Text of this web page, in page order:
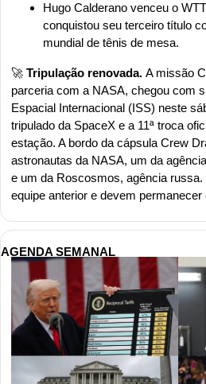
Hugo Calderano venceu o
conquistou seu terceiro título
mundial de tênis de mesa.
🚀 Tripulação renovada. A missão
parceria com a NASA, chegou com
Espacial Internacional (ISS) neste
tripulado da SpaceX e a 11ª troca
estação. A bordo da cápsula Crew
astronautas da NASA, um da
e um da Roscosmos, agência
equipe anterior e devem permanecer
AGENDA SEMANAL